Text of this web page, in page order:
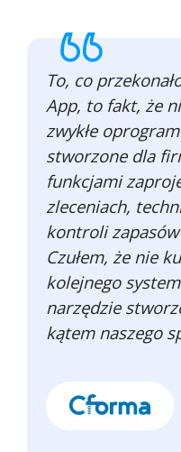
To, co
App, to fakt, że
zwykłe
stworzone dla
funkcjami
zleceniach,
kontroli
Czułem, że nie
kolejnego
narzędzie
kątem naszego